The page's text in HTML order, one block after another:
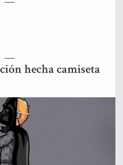
hecha camiseta